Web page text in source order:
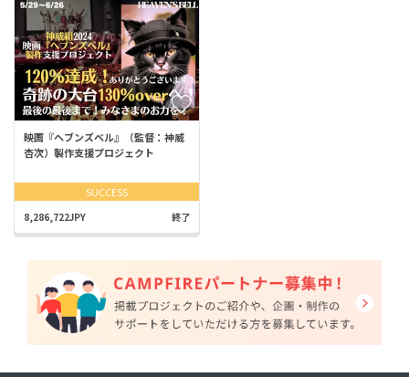
映画『ヘブンズベル』（監督：神威
杏次）製作支援プロジェクト
SUCCESS
8,286,722JPY 終了